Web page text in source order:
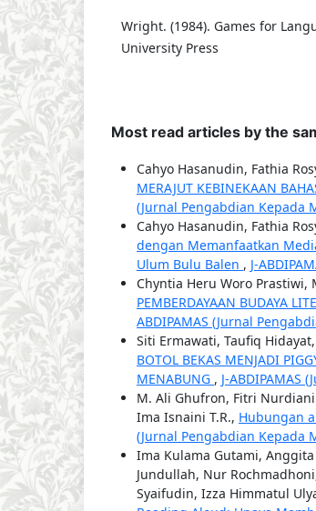
Wright. (1984). Games for
University Press
Most read articles by the
Cahyo Hasanudin, Fathia
MERAJUT KEBINEKAAN
(Jurnal Pengabdian Kepada
Cahyo Hasanudin, Fathia
dengan Memanfaatkan
Ulum Bulu Balen , J-
Chyntia Heru Woro
PEMBERDAYAAN BUDAYA
ABDIPAMAS (Jurnal
Siti Ermawati, Taufiq
BOTOL BEKAS MENJADI
MENABUNG , J-ABDIPAMAS
M. Ali Ghufron, Fitri
Ima Isnaini T.R., Hubungan
(Jurnal Pengabdian Kepada
Ima Kulama Gutami,
Jundullah, Nur
Syaifudin, Izza Himmatul